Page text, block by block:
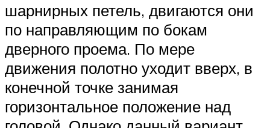
шарнирных петель, двигаются они
по направляющим по бокам
дверного проема. По мере
движения полотно уходит вверх, в
конечной точке занимая
горизонтальное положение над